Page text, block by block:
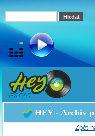
HEY - Archiv
Zpět